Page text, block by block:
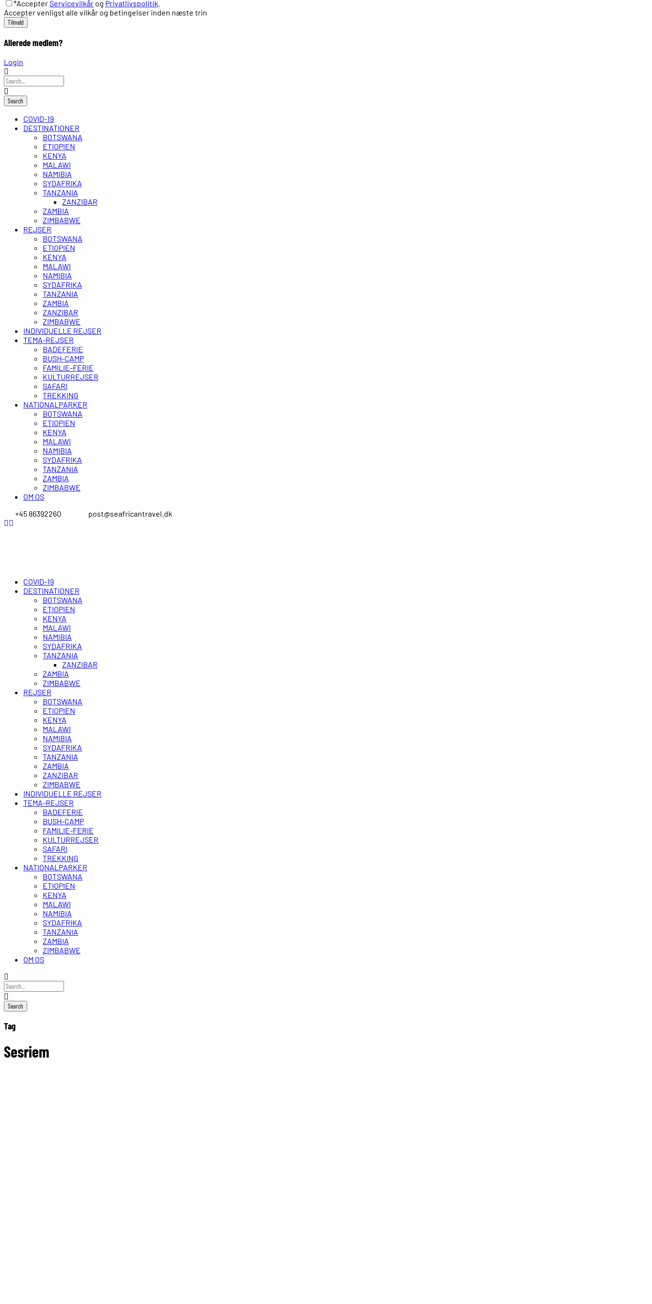
*AccepterServicevilkår og Privatlivspolitik
Accepter venligst alle vilkår og betingelser inden næste trin
Allerede medlem?
Login
COVID-19
DESTINATIONER
BOTSWANA
ETIOPIEN
KENYA
MALAWI
NAMIBIA
SYDAFRIKA
TANZANIA
ZANZIBAR
ZAMBIA
ZIMBABWE
REJSER
BOTSWANA
ETIOPIEN
KENYA
MALAWI
NAMIBIA
SYDAFRIKA
TANZANIA
ZAMBIA
ZANZIBAR
ZIMBABWE
INDIVIDUELLE REJSER
TEMA-REJSER
BADEFERIE
BUSH-CAMP
FAMILIE-FERIE
KULTURREJSER
SAFARI
TREKKING
NATIONALPARKER
BOTSWANA
ETIOPIEN
KENYA
MALAWI
NAMIBIA
SYDAFRIKA
TANZANIA
ZAMBIA
ZIMBABWE
OM OS
+45 86392260
post@seafricantravel.dk
COVID-19
DESTINATIONER
BOTSWANA
ETIOPIEN
KENYA
MALAWI
NAMIBIA
SYDAFRIKA
TANZANIA
ZANZIBAR
ZAMBIA
ZIMBABWE
REJSER
BOTSWANA
ETIOPIEN
KENYA
MALAWI
NAMIBIA
SYDAFRIKA
TANZANIA
ZAMBIA
ZANZIBAR
ZIMBABWE
INDIVIDUELLE REJSER
TEMA-REJSER
BADEFERIE
BUSH-CAMP
FAMILIE-FERIE
KULTURREJSER
SAFARI
TREKKING
NATIONALPARKER
BOTSWANA
ETIOPIEN
KENYA
MALAWI
NAMIBIA
SYDAFRIKA
TANZANIA
ZAMBIA
ZIMBABWE
OM OS
Tag
Sesriem